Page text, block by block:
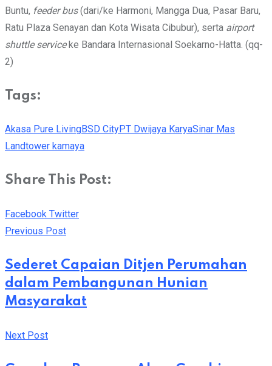
Buntu, feeder bus(dari/ke Harmoni, Mangga Dua, Pasar Baru,
Ratu Plaza Senayan dan Kota Wisata Cibubur), serta airport
shuttle serviceke Bandara Internasional Soekarno-Hatta. (qq-
2)
Tags:
Akasa Pure LivingBSD CityPT Dwijaya KaryaSinar Mas
Landtower kamaya
Share This Post:
Facebook TwitterYoutube
Whatsapp
Cloud
StumbleUpon
Print
Share
Previous Post
Sederet Capaian Ditjen Perumahan
dalam Pembangunan Hunian
Masyarakat
Next Post